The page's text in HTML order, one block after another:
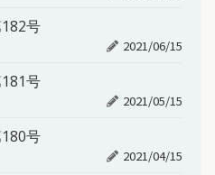
号
2021/06/15
号
2021/05/15
号
2021/04/15